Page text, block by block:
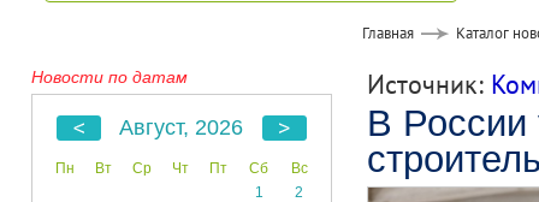
Главная Каталог
Новости по датам
Август, 2026
Пн Вт Ср Чт Пт Сб
Вс
1
2
Источник:
В России